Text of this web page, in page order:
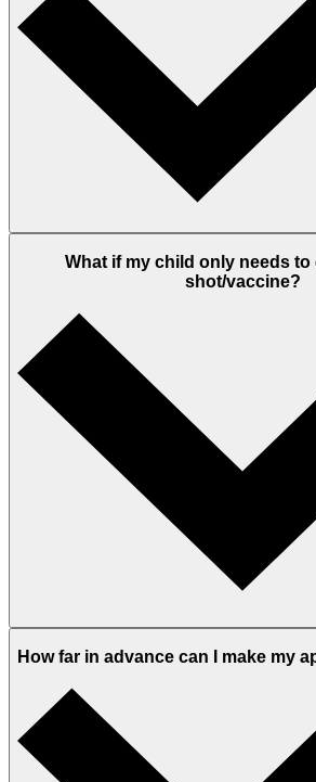
What if my child only needs to
shot/vaccine?
How far in advance can I make my